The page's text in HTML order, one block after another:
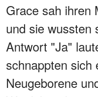
Grace sah ihren
und sie wussten
Antwort "Ja"
schnappten sich
Neugeborene